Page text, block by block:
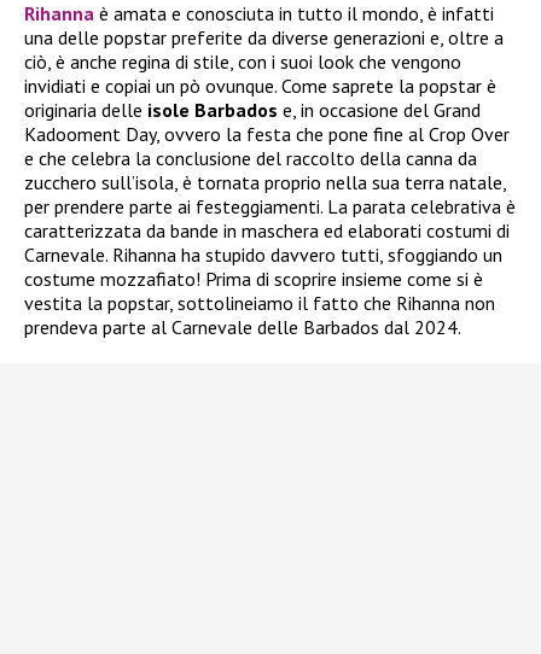
Rihanna è amata e conosciuta in tutto il mondo, è infatti
una delle popstar preferite da diverse generazioni e, oltre a
ciò, è anche regina di stile, con i suoi look che vengono
invidiati e copiai un pò ovunque. Come saprete la popstar è
originaria delle isole Barbados e, in occasione del Grand
Kadooment Day, ovvero la festa che pone fine al Crop Over
e che celebra la conclusione del raccolto della canna da
zucchero sull’isola, è tornata proprio nella sua terra natale,
per prendere parte ai festeggiamenti. La parata celebrativa è
caratterizzata da bande in maschera ed elaborati costumi di
Carnevale. Rihanna ha stupido davvero tutti, sfoggiando un
costume mozzafiato! Prima di scoprire insieme come si è
vestita la popstar, sottolineiamo il fatto che Rihanna non
prendeva parte al Carnevale delle Barbados dal 2024.